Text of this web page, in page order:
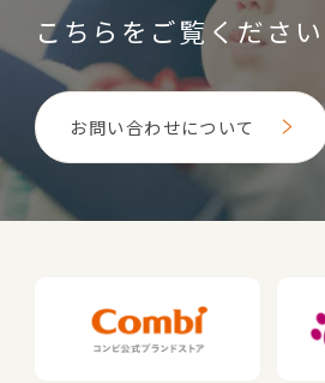
こちらをご覧ください
お問い合わせについて